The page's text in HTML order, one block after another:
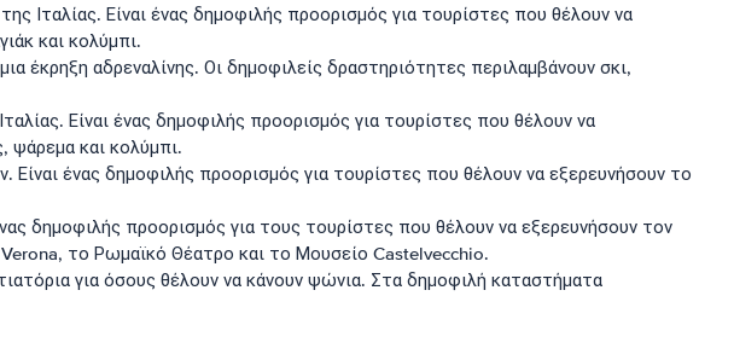
Ιταλίας. Είναι ένας δημοφιλής προορισμός για τουρίστες που θέλουν να
και κολύμπι.
έκρηξη αδρεναλίνης. Οι δημοφιλείς δραστηριότητες περιλαμβάνουν σκι,
Είναι ένας δημοφιλής προορισμός για τουρίστες που θέλουν να
ψάρεμα και κολύμπι.
ένας δημοφιλής προορισμός για τουρίστες που θέλουν να εξερευνήσουν το
δημοφιλής προορισμός για τους τουρίστες που θέλουν να εξερευνήσουν τον
το Ρωμαϊκό Θέατρο και το Μουσείο Castelvecchio.
για όσους θέλουν να κάνουν ψώνια. Στα δημοφιλή καταστήματα